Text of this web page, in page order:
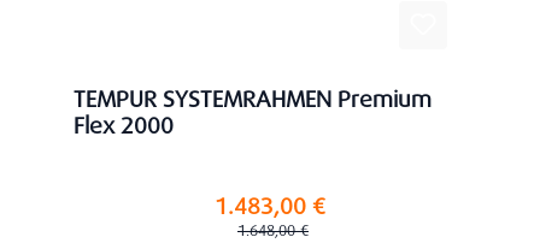
TEMPUR SYSTEMRAHMEN Premium
Flex 2000
Verkaufspreis:1.483,00 €
Regulärer Preis:
1.648,00 €